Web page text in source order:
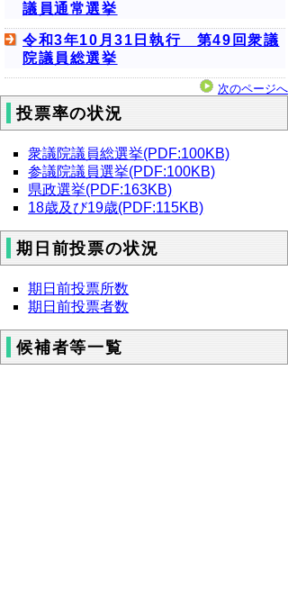
議員通常選挙
令和3年10月31日執行 第49回衆議
院議員総選挙
次のページへ
投票率の状況
衆議院議員総選挙(PDF:100KB)
参議院議員選挙(PDF:100KB)
県政選挙(PDF:163KB)
18歳及び19歳(PDF:115KB)
期日前投票の状況
期日前投票所数
期日前投票者数
候補者等一覧